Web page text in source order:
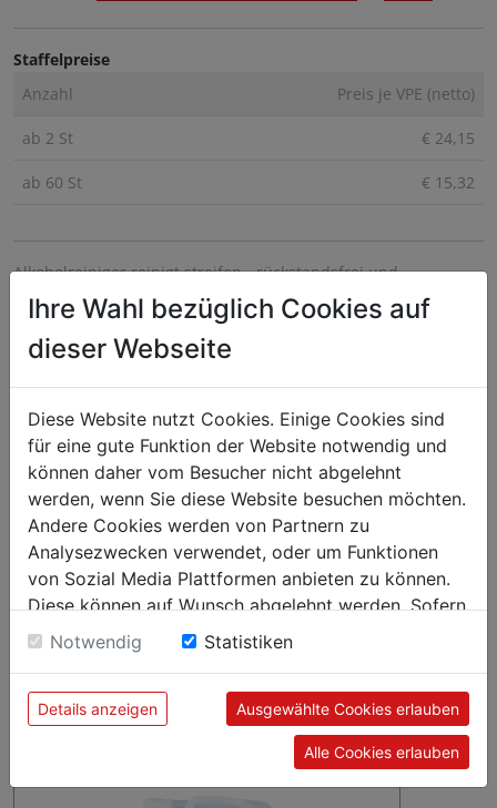
Staffelpreise
Anzahl
Preis je VPE (netto)
ab 2 St € 24,15
ab 60 St € 15,32
Alkoholreiniger reinigt streifen-, rückstandsfrei und
glanzfördernd.
Geeignet für Automatenreinigung - für alle
wasserunempfindlichen Oberflächen.
Das Produkt ist aufgrund der Zusammensetzung und bei sach-
u. fachgerechter Verwendung als Reinigungsmittel für den
Gebrauch im Bereich der Lebensmittelverarbeitung geeignet.
Dosierung: Zur Unterhaltsreinigung 50-100 ml/10 l.
Nur leicht feucht auftragen. Nachwischen nicht erforderlich
Bitte beachten Sie vor Anwendung sorgfältig die Sicherheits-,
Dosier- und Anwendungshinweise auf dem Etikett oder der
Produktinformation, sowie Produkte mit Biozide vorsichtig
Ihre Wahl bezüglich Cookies auf
dieser Webseite
Diese Website nutzt Cookies. Einige Cookies sind
für eine gute Funktion der Website notwendig und
können daher vom Besucher nicht abgelehnt
werden, wenn Sie diese Website besuchen möchten.
Andere Cookies werden von Partnern zu
Analysezwecken verwendet, oder um Funktionen
von Sozial Media Plattformen anbieten zu können.
Diese können auf Wunsch abgelehnt werden. Sofern
sie unsere Webseite weiter nutzen, geben Sie
Einwilligung zu unseren Cookies.
Notwendig Statistiken
Details anzeigen Ausgewählte Cookies erlauben
Alle Cookies erlauben